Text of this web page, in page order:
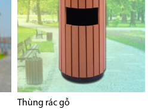
Thùng rác gỗ